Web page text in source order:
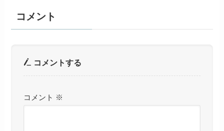
コメント
コメントする
コメント ※